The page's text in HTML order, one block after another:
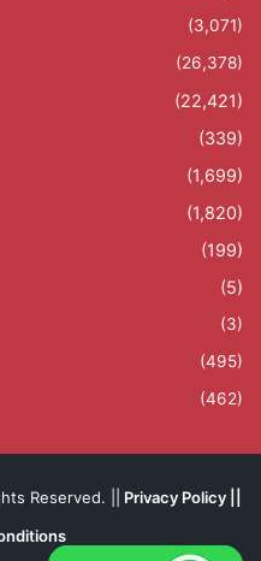
(3,071)
(26,378)
(22,421)
(339)
(1,699)
(1,820)
(199)
(5)
(3)
(495)
(462)
Reserved. || Privacy Policy||